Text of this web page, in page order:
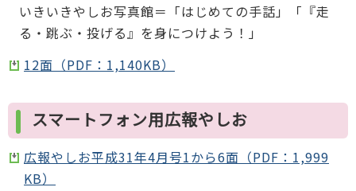
いきいきやしお写真館＝「はじめての手話」「『走
る・跳ぶ・投げる』を身につけよう！」
12面（PDF：1,140KB）
スマートフォン用広報やしお
広報やしお平成31年4月号1から6面（PDF：1,999
KB）